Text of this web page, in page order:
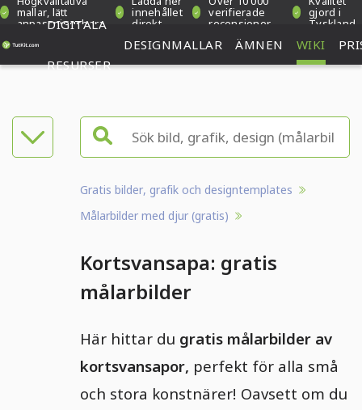
mallar, lätt
anpassningsbara
innehållet
direkt
verifierade
recensioner
gjord i
Tyskland
DIGITALA
RESURSER
DESIGNMALLAR ÄMNEN WIKI
Gratis bilder, grafik och designtemplates
Målarbilder med djur (gratis)
Kortsvansapa: gratis
målarbilder
Här hittar du gratis målarbilder av
kortsvansapor, perfekt för alla små
och stora konstnärer! Oavsett om du